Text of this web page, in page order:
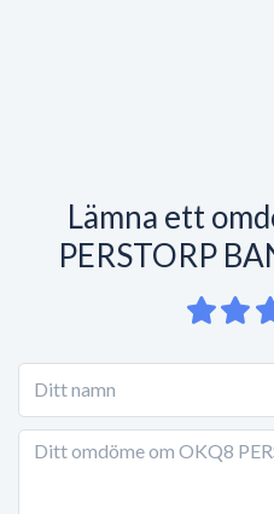
Lämna ett
PERSTORP